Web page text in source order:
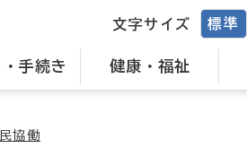
手続き 健康・福祉
文字サイズ 標準
協働